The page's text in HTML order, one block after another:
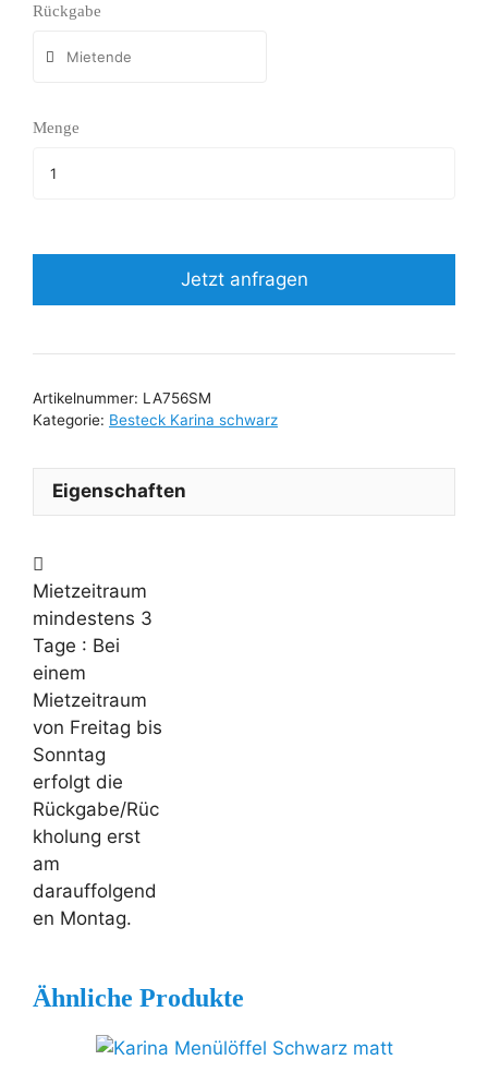
Rückgabe
Menge
Jetzt anfragen
Artikelnummer: LA756SM
Kategorie: Besteck Karina schwarz
Eigenschaften
Mietzeitraum
mindestens 3
Tage : Bei
einem
Mietzeitraum
von Freitag bis
Sonntag
erfolgt die
Rückgabe/Rüc
kholung erst
am
darauffolgend
en Montag.
Ähnliche Produkte